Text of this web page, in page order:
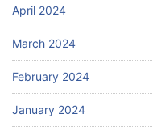
April 2024
March 2024
February 2024
January 2024